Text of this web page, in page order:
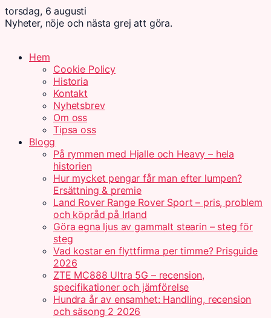
torsdag, 6 augusti
Nyheter, nöje och nästa grej att göra.
Hem
Cookie Policy
Historia
Kontakt
Nyhetsbrev
Om oss
Tipsa oss
Blogg
På rymmen med Hjalle och Heavy – hela
historien
Hur mycket pengar får man efter lumpen?
Ersättning & premie
Land Rover Range Rover Sport – pris, problem
och köpråd på Irland
Göra egna ljus av gammalt stearin – steg för
steg
Vad kostar en flyttfirma per timme? Prisguide
2026
ZTE MC888 Ultra 5G – recension,
specifikationer och jämförelse
Hundra år av ensamhet: Handling, recension
och säsong 2 2026